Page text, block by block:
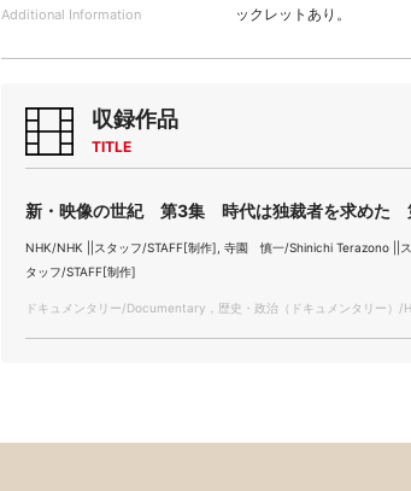
Additional Information
ックレットあり。
収録作品
TITLE
新・映像の世紀 第3集 時代は独裁者を求めた
NHK/NHK ||スタッフ/STAFF[制作], 寺園 慎一/Shinichi Terazono ||
タッフ/STAFF[制作]
ドキュメンタリー/Documentary，歴史・政治（ドキュメンタリー